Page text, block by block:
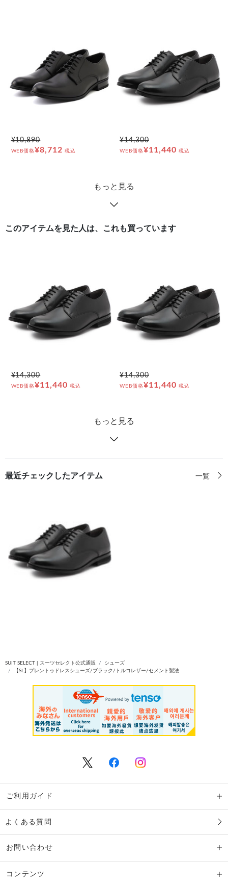
¥10,890
WEB価格¥8,712 税込
¥14,300
WEB価格¥11,440 税込
もっと見る
このアイテムを見た人は、これも買っています
¥14,300
WEB価格¥11,440 税込
¥14,300
WEB価格¥11,440 税込
もっと見る
最近チェックしたアイテム 一覧
SUIT SELECT | スーツセレクト公式通販
シューズ
【SL】プレントゥドレスシューズ/ブラック/トルコレザー/セメント製法
ご利用ガイド
よくある質問
お問い合わせ
コンテンツ